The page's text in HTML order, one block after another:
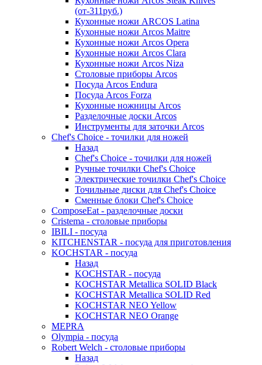
(от-311руб.)
Кухонные ножи ARCOS Latina
Кухонные ножи Arcos Maitre
Кухонные ножи Arcos Opera
Кухонные ножи Arcos Clara
Кухонные ножи Arcos Niza
Столовые приборы Arcos
Посуда Arcos Endura
Посуда Arcos Forza
Кухонные ножницы Arcos
Разделочные доски Arcos
Инструменты для заточки Arcos
Chef's Choice - точилки для ножей
Назад
Chef's Choice - точилки для ножей
Ручные точилки Chef's Choice
Электрические точилки Chef's Choice
Точильные диски для Chef's Choice
Сменные блоки Chef's Choice
ComposeEat - разделочные доски
Cristema - столовые приборы
IBILI - посуда
KITCHENSTAR - посуда для приготовления
KOCHSTAR - посуда
Назад
KOCHSTAR - посуда
KOCHSTAR Metallica SOLID Black
KOCHSTAR Metallica SOLID Red
KOCHSTAR NEO Yellow
KOCHSTAR NEO Orange
MEPRA
Olympia - посуда
Robert Welch - столовые приборы
Назад